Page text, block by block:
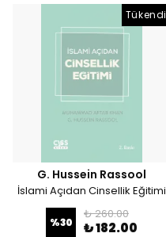
Tükendi
G. Hussein Rassool
İslami Açıdan Cinsellik Eğitimi
%30
₺ 260.00
₺ 182.00